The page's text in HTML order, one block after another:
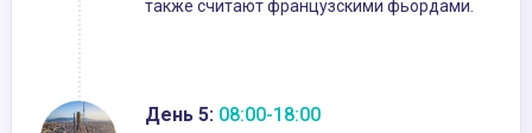
также считают французскими фьордами.
День 5: 08:00-18:00